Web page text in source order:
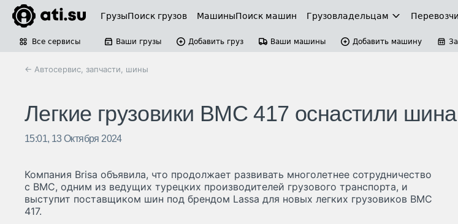
ГрузыПоиск грузов МашиныПоиск машин Грузовладельцам
Все сервисы Ваши грузы Добавить груз Ваши машины Добавить машину
← Автосервис, запчасти, шины
Легкие грузовики BMC 417 оснастили
15:01, 13 Октября 2024
Компания Brisa объявила, что продолжает развивать многолетнее сотрудничество
с BMC, одним из ведущих турецких производителей грузового транспорта, и
выступит поставщиком шин под брендом Lassa для новых легких грузовиков BMC
417.